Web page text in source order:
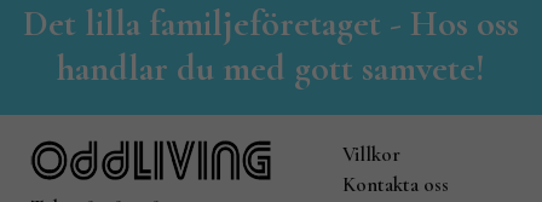
Det lilla familjeföretaget - Hos oss
handlar du med gott samvete!
Villkor
Kontakta oss